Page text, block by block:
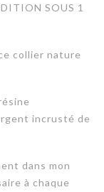
SOUS 1
collier nature
incrusté de
dans mon
à chaque